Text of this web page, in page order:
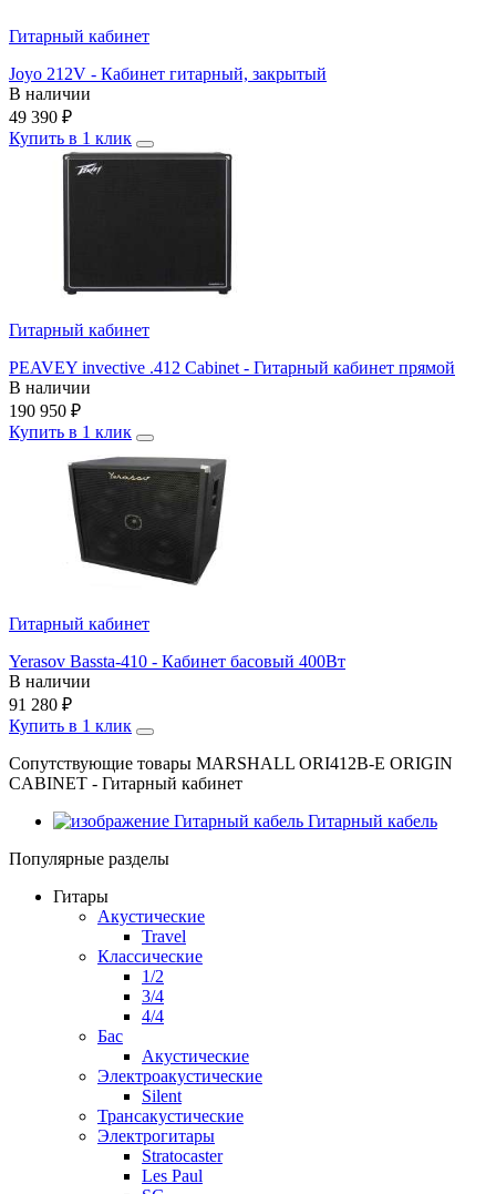
Гитарный кабинет
Joyo 212V - Кабинет гитарный, закрытый
В наличии
49 390 ₽
Купить в 1 клик
Гитарный кабинет
PEAVEY invective .412 Cabinet - Гитарный кабинет прямой
В наличии
190 950 ₽
Купить в 1 клик
Гитарный кабинет
Yerasov Bassta-410 - Кабинет басовый 400Вт
В наличии
91 280 ₽
Купить в 1 клик
Сопутствующие товары MARSHALL ORI412B-E ORIGIN
CABINET - Гитарный кабинет
Гитарный кабель
Популярные разделы
Гитары
Акустические
Travel
Классические
1/2
3/4
4/4
Бас
Акустические
Электроакустические
Silent
Трансакустические
Электрогитары
Stratocaster
Les Paul